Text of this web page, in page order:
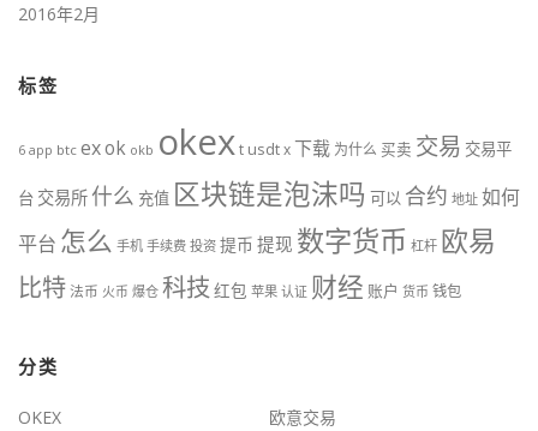
2016年2月
标签
6 app btc exok okb okext usdtx下载 为什么 买卖 交易 交易平
台 交易所 什么 充值 区块链是泡沫吗 可以 合约 地址 如何
平台 怎么 手机 手续费 投资 提币 提现 数字货币 杠杆 欧易
比特法币 火币 爆仓 科技 红包 苹果 认证 财经 账户 货币 钱包
分类
OKEX 欧意交易